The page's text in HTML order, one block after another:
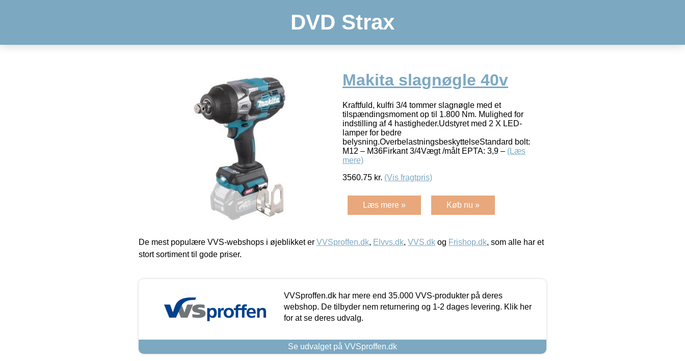
DVD Strax
Makita slagnøgle 40v
Kraftfuld, kulfri 3/4 tommer slagnøgle med et
tilspændingsmoment op til 1.800 Nm. Mulighed for
indstilling af 4 hastigheder.Udstyret med 2 X LED-
lamper for bedre
belysning.OverbelastningsbeskyttelseStandard bolt:
M12 – M36Firkant 3/4Vægt /målt EPTA: 3,9 – (Læs
mere)
3560.75 kr. (Vis fragtpris)
Læs mere » Køb nu »
De mest populære VVS-webshops i øjeblikket er VVSproffen.dk, Elvvs.dk, VVS.dk og Frishop.dk, som alle har et
stort sortiment til gode priser.
VVSproffen.dk har mere end 35.000 VVS-produkter på deres
webshop. De tilbyder nem returnering og 1-2 dages levering. Klik her
for at se deres udvalg.
Se udvalget på VVSproffen.dk